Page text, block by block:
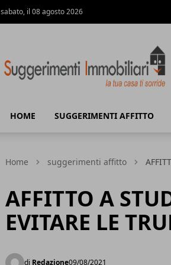
sabato, il 08 agosto 2026
HOME SUGGERIMENTI AFFITTO
Home suggerimenti affitto
AFFITTO A
EVITARE LE
di Redazione09/08/2021